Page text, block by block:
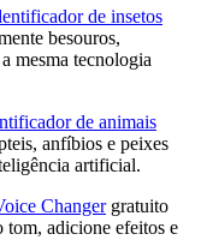
de insetos
besouros,
mesma tecnologia
de animais
anfíbios e peixes
artificial.
Changer gratuito
adicione efeitos e